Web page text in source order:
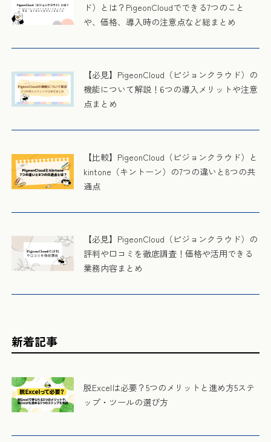
ド）とは？PigeonCloudでできる7つのこと
や、価格、導入時の注意点など総まとめ
【必見】PigeonCloud（ピジョンクラウド）の
機能について解説！6つの導入メリットや注意
点まとめ
【比較】PigeonCloud（ピジョンクラウド）と
kintone（キントーン）の7つの違いと8つの共
通点
【必見】PigeonCloud（ピジョンクラウド）の
評判や口コミを徹底調査！価格や活用できる
業務内容まとめ
新着記事
脱Excelは必要？5つのメリットと進め方5ステ
ップ・ツールの選び方